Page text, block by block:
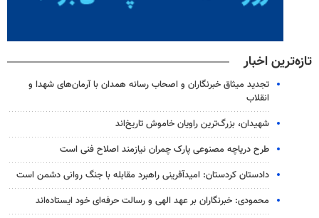
تازه‌ترین اخبار
تجدید میثاق خبرنگاران و اصحاب رسانه همدان با آرمان‌های شهدا و
انقلاب
شهیدان، بزرگ‌ترین راویان خاموش تاریخ‌اند
طرح دریاچه مصنوعی پارک چمران نیازمند اصلاح فنی است
دادستان کردستان: امیدآفرینی راهبرد مقابله با جنگ روانی دشمن است
محمودی: خبرنگاران بر عهد الهی و رسالت حرفه‌ای خود ایستاده‌اند